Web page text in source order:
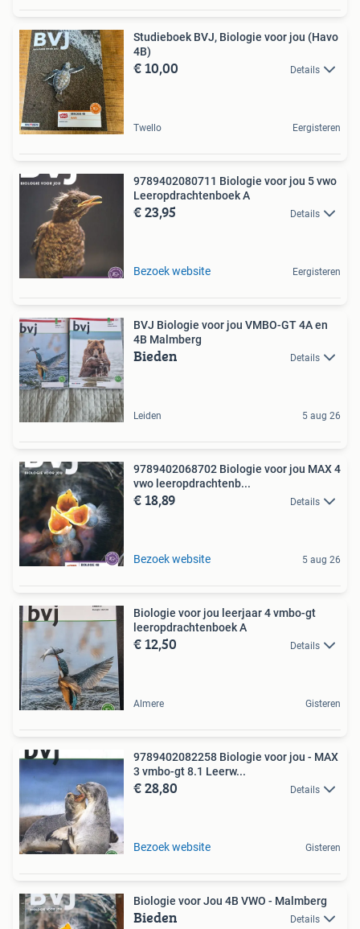
Studieboek BVJ, Biologie voor jou (Havo
4B)
€ 10,00 Details
Twello Eergisteren
9789402080711 Biologie voor jou 5 vwo
Leeropdrachtenboek A
€ 23,95 Details
Bezoek website Eergisteren
BVJ Biologie voor jou VMBO-GT 4A en
4B Malmberg
Bieden Details
Leiden 5 aug 26
9789402068702 Biologie voor jou MAX 4
vwo leeropdrachtenb...
€ 18,89 Details
Bezoek website 5 aug 26
Biologie voor jou leerjaar 4 vmbo-gt
leeropdrachtenboek A
€ 12,50 Details
Almere Gisteren
9789402082258 Biologie voor jou - MAX
3 vmbo-gt 8.1 Leerw...
€ 28,80 Details
Bezoek website Gisteren
Biologie voor Jou 4B VWO - Malmberg
Bieden Details